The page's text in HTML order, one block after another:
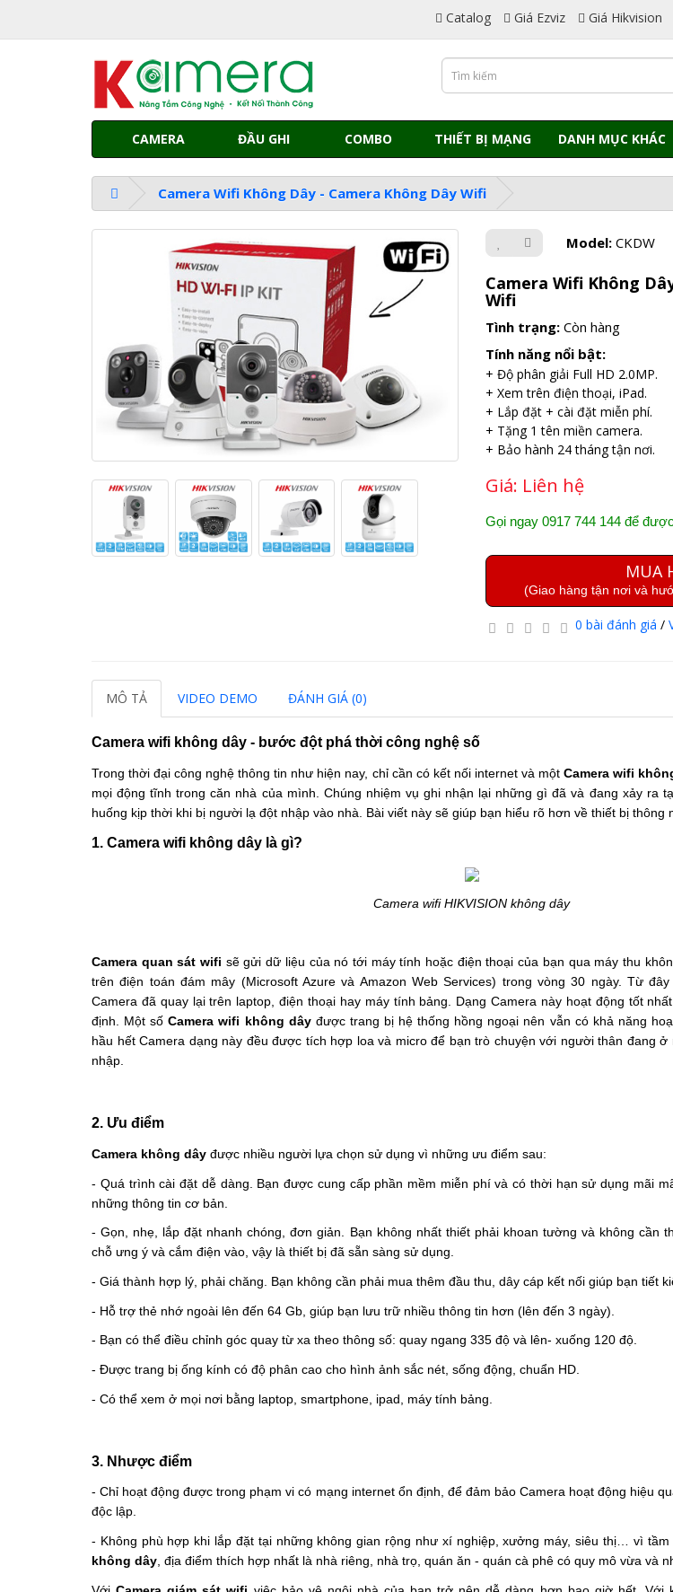
Catalog Giá Ezviz Giá Hikvision
CAMERA ĐẦU GHI COMBO THIẾT BỊ MẠNG DANH MỤC KHÁC
Camera Wifi Không Dây - Camera Không Dây Wifi
Model: CKDW
Camera Wifi Không
Wifi
Tình trạng: Còn hàng
Tính năng nổi bật:
+ Độ phân giải Full HD 2.0MP.
+ Xem trên điện thoại, iPad.
+ Lắp đặt + cài đặt miễn phí.
+ Tặng 1 tên miền camera.
+ Bảo hành 24 tháng tận nơi.
Giá: Liên hệ
Gọi ngay 0917 744 144 để
MUA
(Giao hàng tận nơi và
0 bài đánh giá /
MÔ TẢ VIDEO DEMO ĐÁNH GIÁ (0)
Camera wifi không dây - bước đột phá thời công nghệ số
Trong thời đại công nghệ thông tin như hiện nay, chỉ cần có kết nối internet và một Camera wifi
mọi động tĩnh trong căn nhà của mình. Chúng nhiệm vụ ghi nhận lại những gì đã và đang xảy ra
huống kịp thời khi bị người lạ đột nhập vào nhà. Bài viết này sẽ giúp bạn hiểu rõ hơn về thiết bị thông
1. Camera wifi không dây là gì?
Camera wifi HIKVISION không dây
Camera quan sát wifi sẽ gửi dữ liệu của nó tới máy tính hoặc điện thoại của bạn qua máy thu
trên điện toán đám mây (Microsoft Azure và Amazon Web Services) trong vòng 30 ngày. Từ
Camera đã quay lại trên laptop, điện thoại hay máy tính bảng. Dạng Camera này hoạt động tốt
định. Một số Camera wifi không dây được trang bị hệ thống hồng ngoại nên vẫn có khả năng
hầu hết Camera dạng này đều được tích hợp loa và micro để bạn trò chuyện với người thân đang
nhập.
2. Ưu điểm
Camera không dây được nhiều người lựa chọn sử dụng vì những ưu điểm sau:
- Quá trình cài đặt dễ dàng. Bạn được cung cấp phần mềm miễn phí và có thời hạn sử dụng mãi
những thông tin cơ bản.
- Gọn, nhẹ, lắp đặt nhanh chóng, đơn giản. Bạn không nhất thiết phải khoan tường và không cần
chỗ ưng ý và cắm điện vào, vậy là thiết bị đã sẵn sàng sử dụng.
- Giá thành hợp lý, phải chăng. Bạn không cần phải mua thêm đầu thu, dây cáp kết nối giúp bạn tiết
- Hỗ trợ thẻ nhớ ngoài lên đến 64 Gb, giúp bạn lưu trữ nhiều thông tin hơn (lên đến 3 ngày).
- Bạn có thể điều chỉnh góc quay từ xa theo thông số: quay ngang 335 độ và lên- xuống 120 độ.
- Được trang bị ống kính có độ phân cao cho hình ảnh sắc nét, sống động, chuẩn HD.
- Có thể xem ở mọi nơi bằng laptop, smartphone, ipad, máy tính bảng.
3. Nhược điểm
- Chỉ hoạt động được trong phạm vi có mạng internet ổn định, để đảm bảo Camera hoạt động hiệu
độc lập.
- Không phù hợp khi lắp đặt tại những không gian rộng như xí nghiệp, xưởng máy, siêu thị… vì
không dây , địa điểm thích hợp nhất là nhà riêng, nhà trọ, quán ăn - quán cà phê có quy mô vừa và